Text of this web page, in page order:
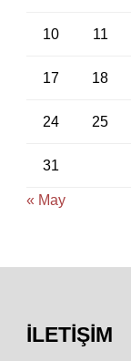
10 11
17 18
24 25
31
« May
İLETIŞIM